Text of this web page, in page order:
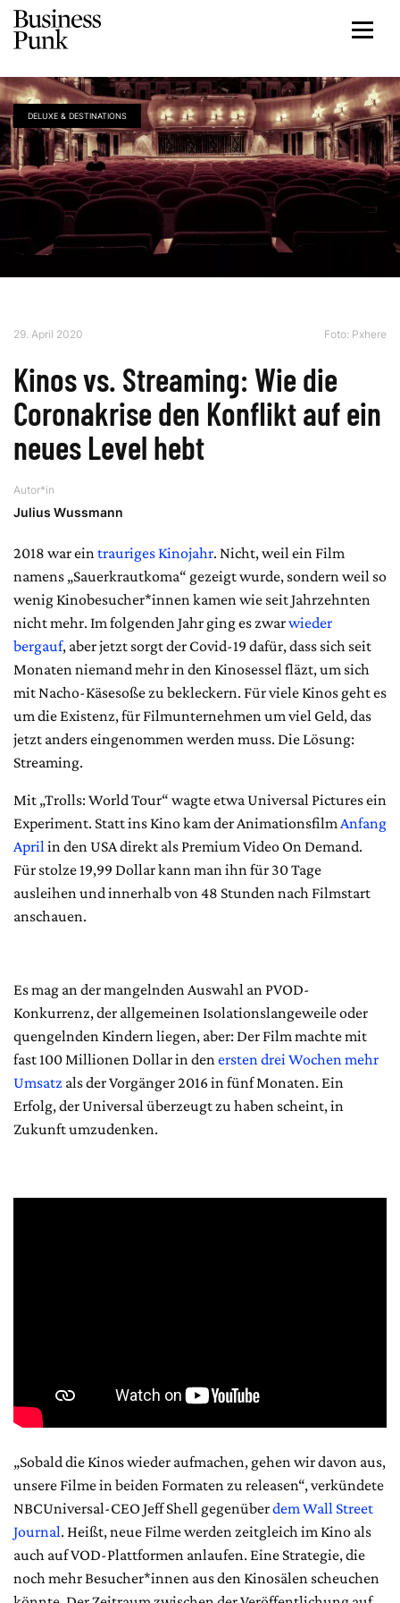
DELUXE & DESTINATIONS
29. April 2020 Foto: Pxhere
Kinos vs. Streaming: Wie die
Coronakrise den Konflikt auf ein
neues Level hebt
Autor*in
Julius Wussmann
2018 war eintrauriges Kinojahr. Nicht, weil ein Film
namens „Sauerkrautkoma“ gezeigt wurde, sondern weil so
wenig Kinobesucher*innen kamen wie seit Jahrzehnten
nicht mehr. Im folgenden Jahr ging es zwarwieder
bergauf, aber jetzt sorgt der Covid-19 dafür, dass sich seit
Monaten niemand mehr in den Kinosessel fläzt, um sich
mit Nacho-Käsesoße zu bekleckern. Für viele Kinos geht es
um die Existenz, für Filmunternehmen um viel Geld, das
jetzt anders eingenommen werden muss. Die Lösung:
Streaming.
Mit „Trolls: World Tour“ wagte etwa Universal Pictures ein
Experiment. Statt ins Kino kam der AnimationsfilmAnfang
Aprilin den USA direkt als Premium Video On Demand.
Für stolze 19,99 Dollar kann man ihn für 30 Tage
ausleihen und innerhalb von 48 Stunden nach Filmstart
anschauen.
Es mag an der mangelnden Auswahl an PVOD-
Konkurrenz, der allgemeinen Isolationslangeweile oder
quengelnden Kindern liegen, aber: Der Film machte mit
fast 100 Millionen Dollar in denersten drei Wochen mehr
Umsatz als der Vorgänger 2016 in fünf Monaten. Ein
Erfolg, der Universal überzeugt zu haben scheint, in
Zukunft umzudenken.
„Sobald die Kinos wieder aufmachen, gehen wir davon aus,
unsere Filme in beiden Formaten zu releasen“, verkündete
NBCUniversal-CEO Jeff Shell gegenüberdem Wall Street
Journal. Heißt, neue Filme werden zeitgleich im Kino als
auch auf VOD-Plattformen anlaufen. Eine Strategie, die
noch mehr Besucher*innen aus den Kinosälen scheuchen